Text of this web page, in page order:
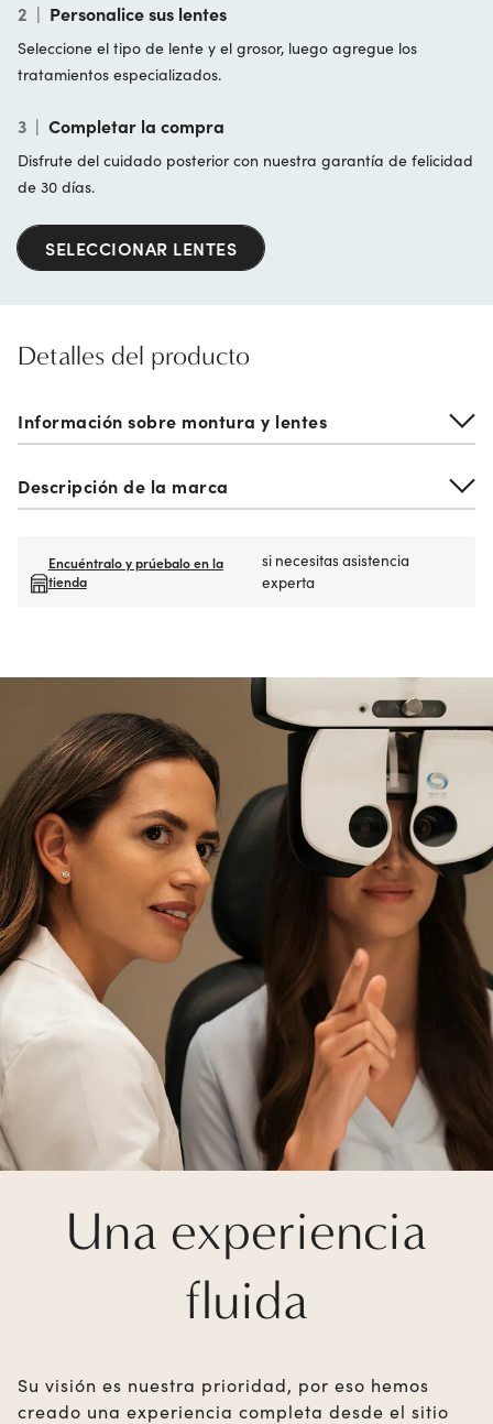
2 | Personalice sus lentes
Seleccione el tipo de lente y el grosor, luego agregue los
tratamientos especializados.
3 | Completar la compra
Disfrute del cuidado posterior con nuestra garantía de felicidad
de 30 días.
SELECCIONAR LENTES
Detalles del producto
Información sobre montura y lentes
Descripción de la marca
Encuéntralo y prúebalo en la
tienda
si necesitas asistencia
experta
Una experiencia
fluida
Su visión es nuestra prioridad, por eso hemos
creado una experiencia completa desde el sitio